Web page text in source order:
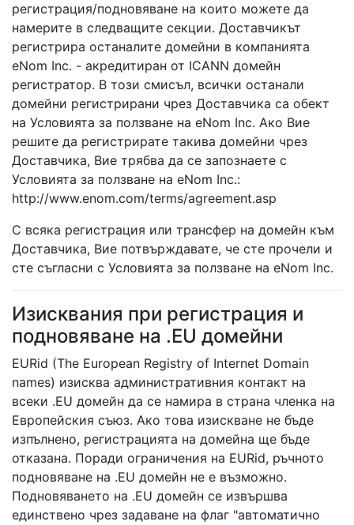
регистрация/подновяване на които можете да
намерите в следващите секции. Доставчикът
регистрира останалите домейни в компанията
eNom Inc. - акредитиран от ICANN домейн
регистратор. В този смисъл, всички останали
домейни регистрирани чрез Доставчика са обект
на Условията за ползване на eNom Inc. Ако Вие
решите да регистрирате такива домейни чрез
Доставчика, Вие трябва да се запознаете с
Условията за ползване на eNom Inc.:
http://www.enom.com/terms/agreement.asp
С всяка регистрация или трансфер на домейн към
Доставчика, Вие потвърждавате, че сте прочели и
сте съгласни с Условията за ползване на eNom Inc.
Изисквания при регистрация и
подновяване на .EU домейни
EURid (The European Registry of Internet Domain
names) изисква административния контакт на
всеки .EU домейн да се намира в страна членка на
Европейския съюз. Ако това изискване не бъде
изпълнено, регистрацията на домейна ще бъде
отказана. Поради ограничения на EURid, ръчното
подновяване на .EU домейн не е възможно.
Подновяването на .EU домейн се извършва
единствено чрез задаване на флаг "автоматично